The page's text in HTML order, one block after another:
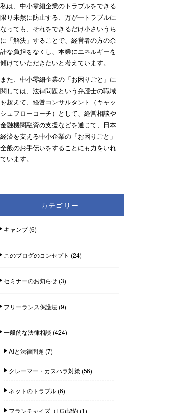
私は、中小零細企業のトラブルをできる
限り未然に防止する、万が一トラブルに
なっても、それをできるだけ小さいうち
に「解決」することで、経営者の方の余
計な負担をなくし、本業にエネルギーを
傾けていただきたいと考えています。
また、中小零細企業の「お困りごと」に
関しては、法律問題という弁護士の職域
を超えて、経営コンサルタント（キャッ
シュフローコーチ）として、経営相談や
金融機関融資の支援などを通じて、日本
経済を支える中小企業の「お困りごと」
全般のお手伝いをすることにも力をいれ
ています。
カテゴリー
キャンプ(6)
このブログのコンセプト (24)
セミナーのお知らせ(3)
フリーランス保護法(9)
一般的な法律相談 (424)
AIと法律問題 (7)
クレーマー・カスハラ対策(56)
ネットのトラブル(6)
フランチャイズ（FC)契約(1)